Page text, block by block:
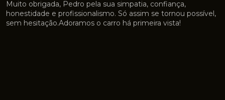
Muito obrigada, Pedro pela sua simpatia, confiança,
honestidade e profissionalismo. Só assim se tornou possível,
sem hesitação.Adoramos o carro há primeira vista!